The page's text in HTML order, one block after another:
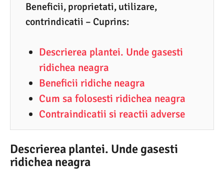
Beneficii, proprietati, utilizare,
contrindicatii – Cuprins:
Descrierea plantei. Unde gasesti
ridichea neagra
Beneficii ridiche neagra
Cum sa folosesti ridichea neagra
Contraindicatii si reactii adverse
Descrierea plantei. Unde gasesti
ridichea neagra